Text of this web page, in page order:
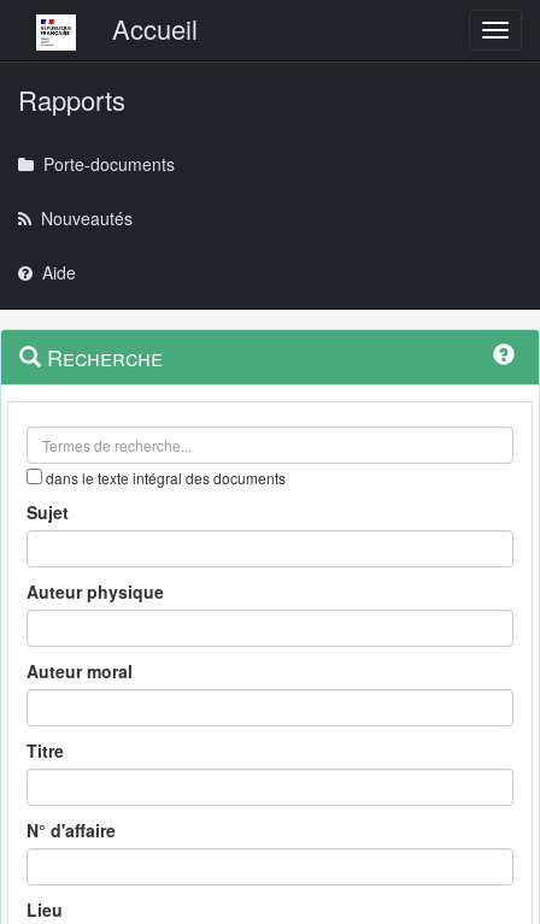
Menu principalAccueil
Rapports
Porte-documents
Nouveautés
Aide
Navigation
outils
Menu
contextuel
Recherche
dans le texte intégral des documents
Sujet
Auteur physique
Auteur moral
Titre
N° d'affaire
Lieu